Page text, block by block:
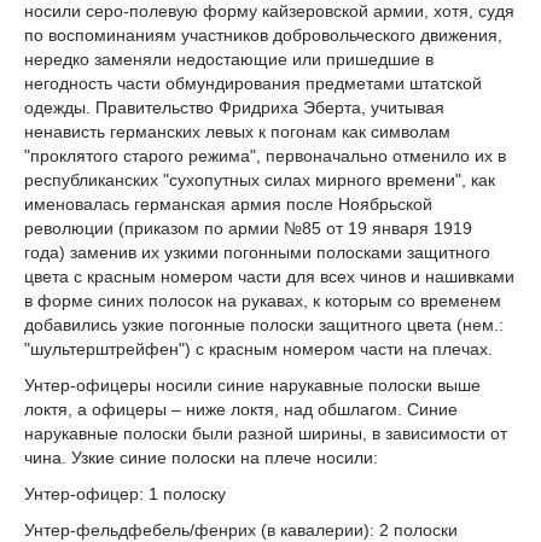
носили серо-полевую форму кайзеровской армии, хотя, судя
по воспоминаниям участников добровольческого движения,
нередко заменяли недостающие или пришедшие в
негодность части обмундирования предметами штатской
одежды. Правительство Фридриха Эберта, учитывая
ненависть германских левых к погонам как символам
"проклятого старого режима", первоначально отменило их в
республиканских "сухопутных силах мирного времени", как
именовалась германская армия после Ноябрьской
революции (приказом по армии №85 от 19 января 1919
года) заменив их узкими погонными полосками защитного
цвета с красным номером части для всех чинов и нашивками
в форме синих полосок на рукавах, к которым со временем
добавились узкие погонные полоски защитного цвета (нем.:
"шультерштрейфен") с красным номером части на плечах.
Унтер-офицеры носили синие нарукавные полоски выше
локтя, а офицеры – ниже локтя, над обшлагом. Синие
нарукавные полоски были разной ширины, в зависимости от
чина. Узкие синие полоски на плече носили:
Унтер-офицер: 1 полоску
Унтер-фельдфебель/фенрих (в кавалерии): 2 полоски